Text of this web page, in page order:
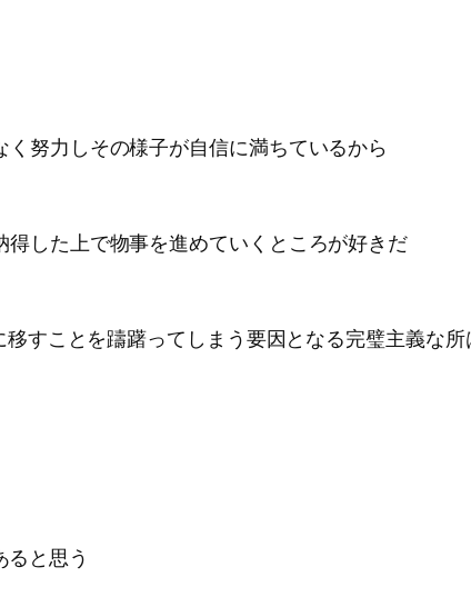
努力しその様子が自信に満ちているから
した上で物事を進めていくところが好きだ
すことを躊躇ってしまう要因となる完璧主義な
ると思う